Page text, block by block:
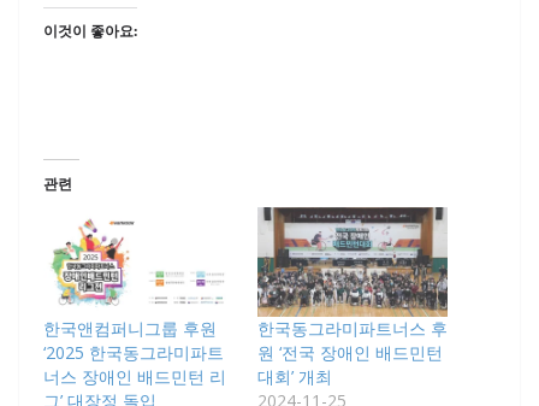
이것이 좋아요:
관련
한국앤컴퍼니그룹 후원
‘2025 한국동그라미파트
너스 장애인 배드민턴 리
그’ 대장정 돌입
한국동그라미파트너스 후
원 ‘전국 장애인 배드민턴
대회’ 개최
2024-11-25